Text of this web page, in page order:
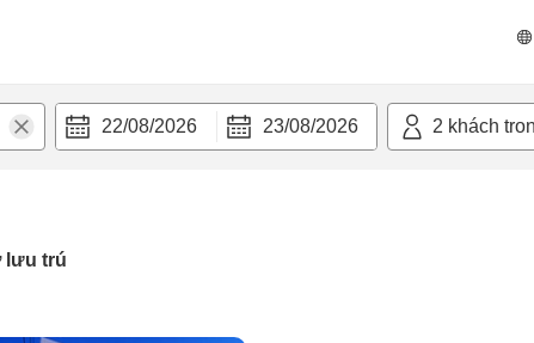
22/08/2026 23/08/2026 2 khách
lưu trú